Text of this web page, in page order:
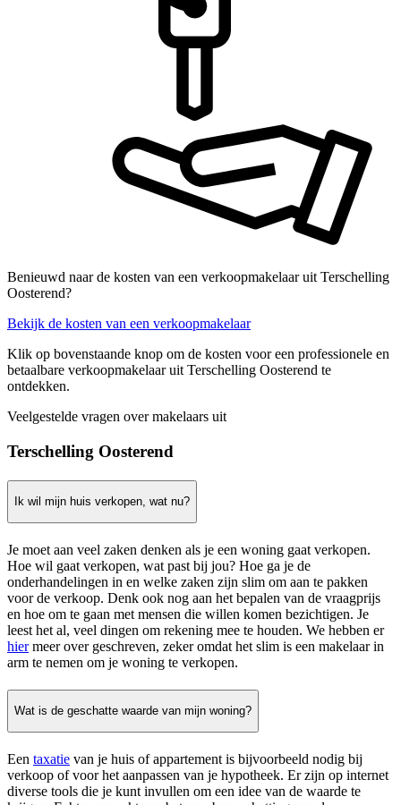
Benieuwd naar de kosten van een verkoopmakelaar uit Terschelling
Oosterend?
Bekijk de kosten van een verkoopmakelaar
Klik op bovenstaande knop om de kosten voor een professionele en
betaalbare verkoopmakelaar uit Terschelling Oosterend te
ontdekken.
Veelgestelde vragen over makelaars uit
Terschelling Oosterend
Ik wil mijn huis verkopen, wat nu?
Je moet aan veel zaken denken als je een woning gaat verkopen.
Hoe wil gaat verkopen, wat past bij jou? Hoe ga je de
onderhandelingen in en welke zaken zijn slim om aan te pakken
voor de verkoop. Denk ook nog aan het bepalen van de vraagprijs
en hoe om te gaan met mensen die willen komen bezichtigen. Je
leest het al, veel dingen om rekening mee te houden. We hebben er
hiermeer over geschreven, zeker omdat het slim is een makelaar in
arm te nemen om je woning te verkopen.
Wat is de geschatte waarde van mijn woning?
Een taxatie van je huis of appartement is bijvoorbeeld nodig bij
verkoop of voor het aanpassen van je hypotheek. Er zijn op internet
diverse tools die je kunt invullen om een idee van de waarde te